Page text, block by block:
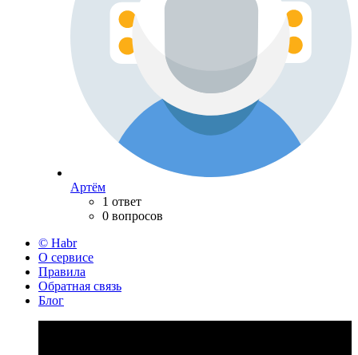
Артём
1 ответ
0 вопросов
© Habr
О сервисе
Правила
Обратная связь
Блог